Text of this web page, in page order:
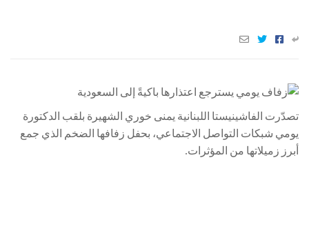
تصدّرت الفاشينيستا اللبنانية يمنى خوري الشهيرة بلقب الدكتورة
يومي شبكات التواصل الاجتماعي، بحفل زفافها الضخم الذي جمع
أبرز زميلاتها من المؤثرات.